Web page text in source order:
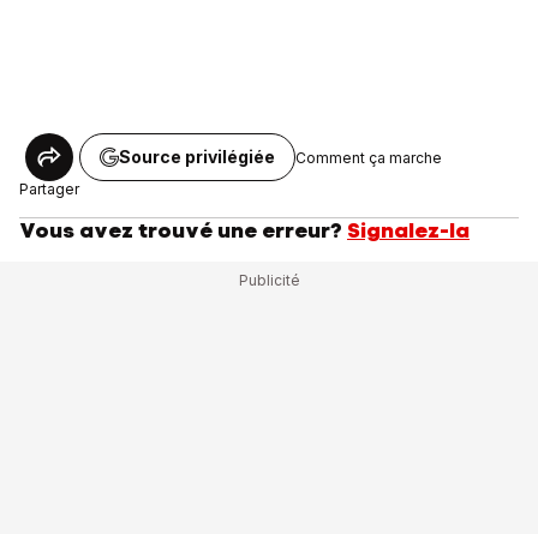
Partager
Source privilégiée Comment ça marche
Vous avez trouvé une erreur? Signalez-la